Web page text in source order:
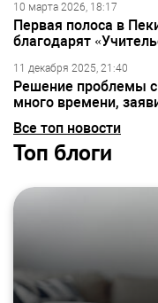
10 марта 2026, 18:17
Первая полоса в
благодарят
11 декабря 2025, 21:40
Решение проблемы с
много времени,
Все топ новости
Топ блоги